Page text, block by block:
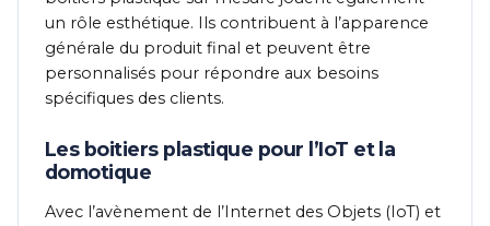
un rôle esthétique. Ils contribuent à l’apparence
générale du produit final et peuvent être
personnalisés pour répondre aux besoins
spécifiques des clients.
Les boitiers plastique pour l’IoT et la
domotique
Avec l’avènement de l’Internet des Objets (IoT) et